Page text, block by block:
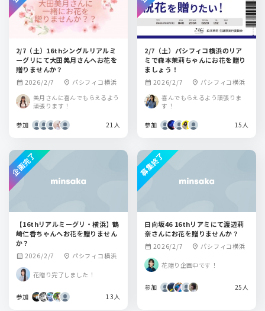
2/7（土）16thシングルリアルミ
ーグリにて大田美月さんへお花を
贈りませんか？
calendar_month 2026/2/7 location_on パシフィコ横浜
美月さんに喜んでもらえるよう
頑張ります！
参加 21人
2/7（土）パシフィコ横浜のリア
ミで森本茉莉ちゃんにお花を贈り
ましょう！
calendar_month 2026/2/7 location_on パシフィコ横浜
喜んでもらえるよう頑張りま
す！
参加 15人
【16thリアルミーグリ・横浜】鶴
崎仁香ちゃんへお花を贈りません
か？
calendar_month 2026/2/7 location_on パシフィコ横浜
花贈り完了しました！
参加 13人
企画完了
日向坂46 16thリアミにて渡辺莉
奈さんにお花を贈りませんか？
calendar_month 2026/2/7 location_on パシフィコ横浜
花贈り企画中です！
参加 25人
募集終了